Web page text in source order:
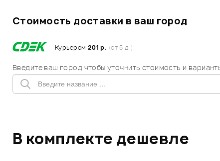
Стоимость доставки в ваш город
Курьером 201 р. (от 5 д.)
Введите ваш город чтобы уточнить стоимость и
В комплекте дешевле